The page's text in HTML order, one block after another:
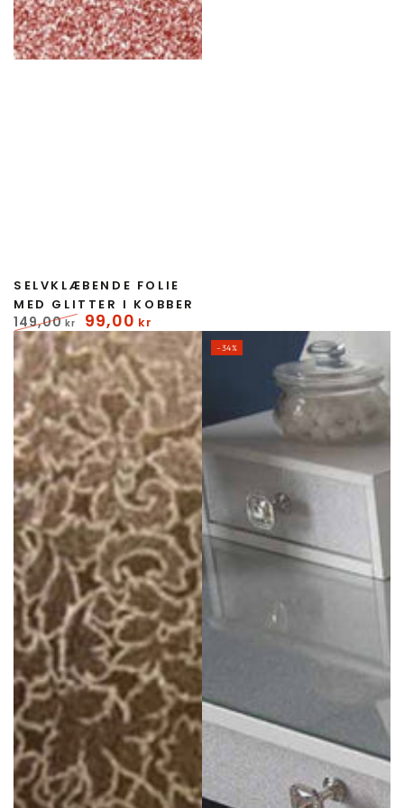
SELVKLÆBENDE FOLIE
MED GLITTER I KOBBER
Normal
pris
149,00 kr
Udsalgspris
99,00 kr
–34%